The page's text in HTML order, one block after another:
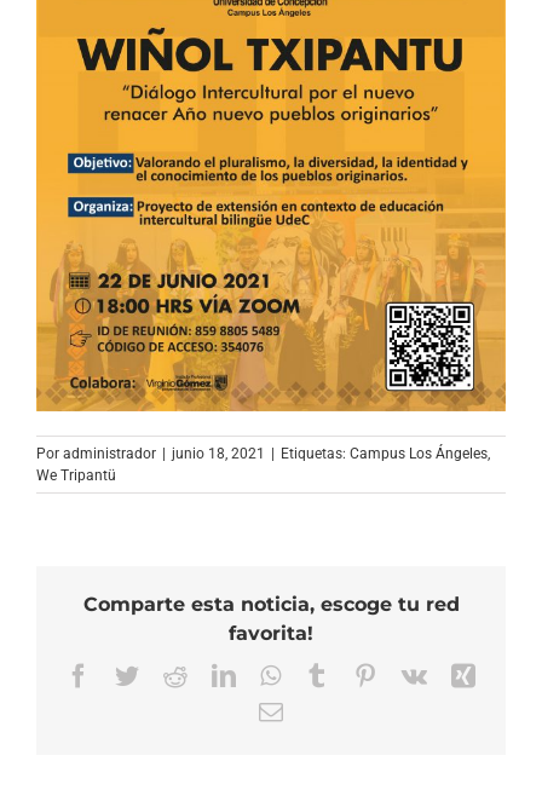
Por administrador junio 18, 2021 Etiquetas: Campus Los Ángeles,
We Tripantü
Comparte esta noticia, escoge tu red
favorita!
Facebook
TwitterRedditLinkedInWhatsApp
TumblrPinterest
Vk
Correo